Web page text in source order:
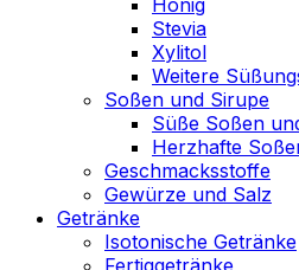
Stevia
Xylitol
Weitere
Soßen und Sirupe
Süße Soßen
Herzhafte
Geschmacksstoffe
Gewürze und Salz
Getränke
Isotonische Getränke
Fertiggetränke